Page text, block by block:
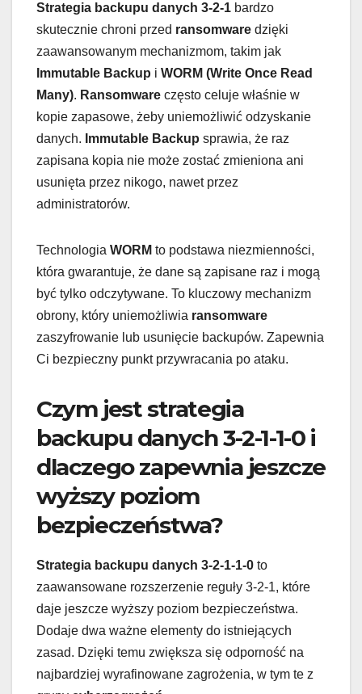
Strategia backupu danych 3-2-1 bardzo
skutecznie chroni przed ransomware dzięki
zaawansowanym mechanizmom, takim jak
Immutable Backup i WORM (Write Once Read
Many). Ransomware często celuje właśnie w
kopie zapasowe, żeby uniemożliwić odzyskanie
danych. Immutable Backup sprawia, że raz
zapisana kopia nie może zostać zmieniona ani
usunięta przez nikogo, nawet przez
administratorów.
Technologia WORM to podstawa niezmienności,
która gwarantuje, że dane są zapisane raz i mogą
być tylko odczytywane. To kluczowy mechanizm
obrony, który uniemożliwia ransomware
zaszyfrowanie lub usunięcie backupów. Zapewnia
Ci bezpieczny punkt przywracania po ataku.
Czym jest strategia
backupu danych 3-2-1-1-0 i
dlaczego zapewnia jeszcze
wyższy poziom
bezpieczeństwa?
Strategia backupu danych 3-2-1-1-0 to
zaawansowane rozszerzenie reguły 3-2-1, które
daje jeszcze wyższy poziom bezpieczeństwa.
Dodaje dwa ważne elementy do istniejących
zasad. Dzięki temu zwiększa się odporność na
najbardziej wyrafinowane zagrożenia, w tym te z